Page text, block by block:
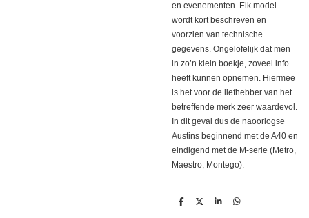
en evenementen. Elk model
wordt kort beschreven en
voorzien van technische
gegevens. Ongelofelijk dat men
in zo’n klein boekje, zoveel info
heeft kunnen opnemen. Hiermee
is het voor de liefhebber van het
betreffende merk zeer waardevol.
In dit geval dus de naoorlogse
Austins beginnend met de A40 en
eindigend met de M-serie (Metro,
Maestro, Montego).
D
D
S
D